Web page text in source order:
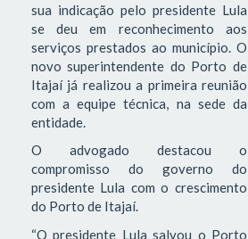
sua indicação pelo presidente Lula
se deu em reconhecimento aos
serviços prestados ao município. O
novo superintendente do Porto de
Itajaí já realizou a primeira reunião
com a equipe técnica, na sede da
entidade.
O advogado destacou o
compromisso do governo do
presidente Lula com o crescimento
do Porto de Itajaí.
“O presidente Lula salvou o Porto